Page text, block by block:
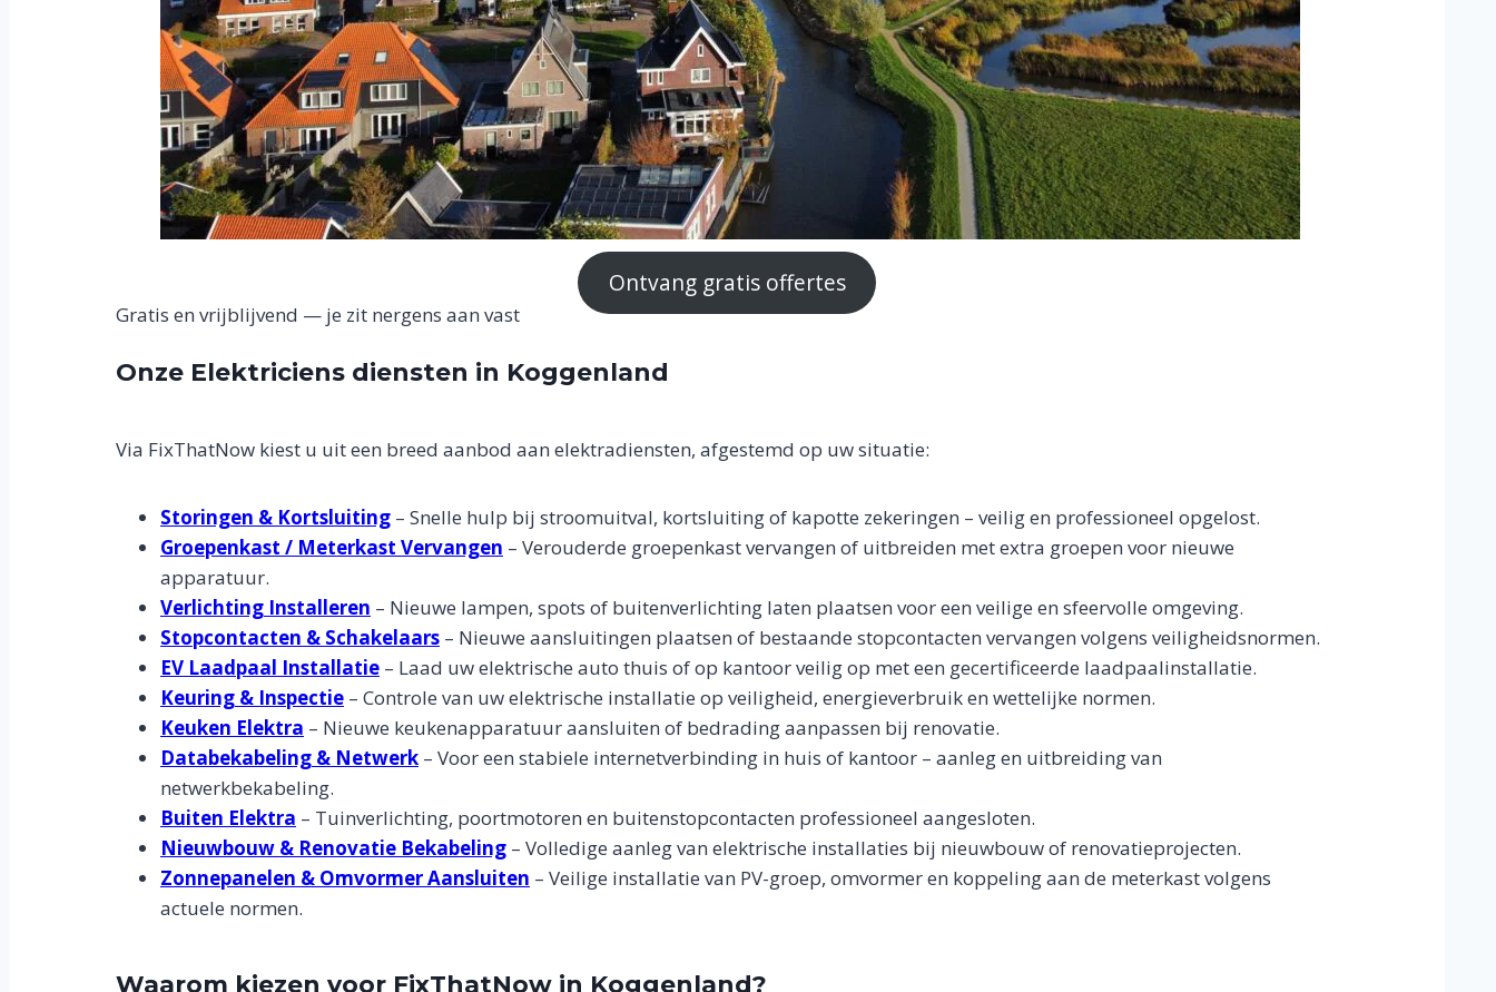
Ontvang gratis offertes
Gratis en vrijblijvend — je zit nergens aan vast
Onze Elektriciens diensten in Koggenland
Via FixThatNow kiest u uit een breed aanbod aan elektradiensten, afgestemd op uw situatie:
Storingen & Kortsluiting – Snelle hulp bij stroomuitval, kortsluiting of kapotte zekeringen – veilig en professioneel opgelost.
Groepenkast / Meterkast Vervangen – Verouderde groepenkast vervangen of uitbreiden met extra groepen voor nieuwe
apparatuur.
Verlichting Installeren – Nieuwe lampen, spots of buitenverlichting laten plaatsen voor een veilige en sfeervolle omgeving.
Stopcontacten & Schakelaars – Nieuwe aansluitingen plaatsen of bestaande stopcontacten vervangen volgens veiligheidsnormen.
EV Laadpaal Installatie – Laad uw elektrische auto thuis of op kantoor veilig op met een gecertificeerde laadpaalinstallatie.
Keuring & Inspectie – Controle van uw elektrische installatie op veiligheid, energieverbruik en wettelijke normen.
Keuken Elektra – Nieuwe keukenapparatuur aansluiten of bedrading aanpassen bij renovatie.
Databekabeling & Netwerk – Voor een stabiele internetverbinding in huis of kantoor – aanleg en uitbreiding van
netwerkbekabeling.
Buiten Elektra – Tuinverlichting, poortmotoren en buitenstopcontacten professioneel aangesloten.
Nieuwbouw & Renovatie Bekabeling – Volledige aanleg van elektrische installaties bij nieuwbouw of renovatieprojecten.
Zonnepanelen & Omvormer Aansluiten – Veilige installatie van PV-groep, omvormer en koppeling aan de meterkast volgens
actuele normen.
Waarom kiezen voor FixThatNow in Koggenland?